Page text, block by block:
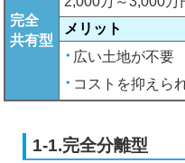
完全
共有型
メリット
広い土地が不要
コストを抑えら
1-1.完全分離型